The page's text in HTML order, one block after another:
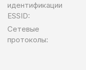
идентификации
ESSID:
Сетевые
протоколы: